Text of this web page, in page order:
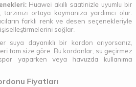
Huawei akıllı saatinizle uyumlu bir
ortaya koymanıza yardımcı olur.
farklı renk ve desen seçenekleriyle
sağlar.
suya dayanıklı bir kordon arıyorsanız,
tam size göre. Bu kordonlar, su geçirmez
yaparken veya havuzda kullanıma
Fiyatları